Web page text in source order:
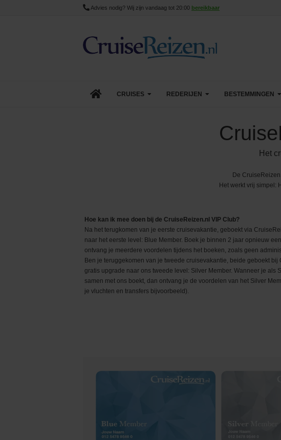
Advies nodig? Wij zijn vandaag tot 20:00 bereikbaar
CRUISES
Grand Voyages & Wereldcruises
Cruises vanuit Nederland
Familiecruises
Single cruises
REDERIJEN
Cunard Line
Disney Cruise Line
Explora Journeys
MSC Cruises
BESTEMMINGEN
Azië
Caribbean &
Middellandse Zee
Noord-Amerika
Noord-Europa
Het
De
Het werkt vrij simpel:
Hoe kan ik mee doen bij de CruiseReizen.nl VIP Club?
Na het terugkomen van je eerste cruisevakantie, geboekt via
naar het eerste level: Blue Member. Boek je binnen 2 jaar opnieuw
ontvang je meerdere voordelen tijdens het boeken, zoals geen
Ben je teruggekomen van je tweede cruisevakantie, beide geboekt
gratis upgrade naar ons tweede level: Silver Member. Wanneer je als
samen met ons boekt, dan ontvang je de voordelen van het Silver
je vluchten en transfers bijvoorbeeld).